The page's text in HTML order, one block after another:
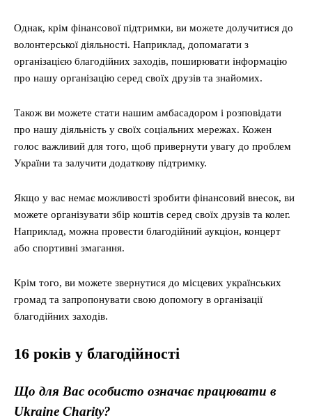
Однак, крім фінансової підтримки, ви можете долучитися до
волонтерської діяльності. Наприклад, допомагати з
організацією благодійних заходів, поширювати інформацію
про нашу організацію серед своїх друзів та знайомих.
Також ви можете стати нашим амбасадором і розповідати
про нашу діяльність у своїх соціальних мережах. Кожен
голос важливий для того, щоб привернути увагу до проблем
України та залучити додаткову підтримку.
Якщо у вас немає можливості зробити фінансовий внесок, ви
можете організувати збір коштів серед своїх друзів та колег.
Наприклад, можна провести благодійний аукціон, концерт
або спортивні змагання.
Крім того, ви можете звернутися до місцевих українських
громад та запропонувати свою допомогу в організації
благодійних заходів.
16 років у благодійності
Що для Вас особисто означає працювати в
Ukraine Charity?